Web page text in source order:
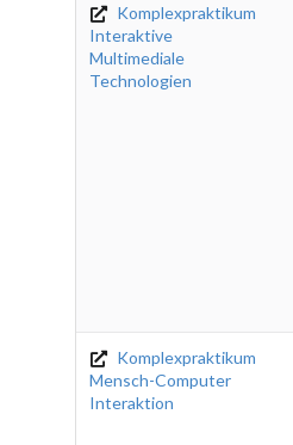
Komplexpraktikum
Interaktive
Multimediale
Technologien
Komplexpraktikum
Mensch-Computer
Interaktion